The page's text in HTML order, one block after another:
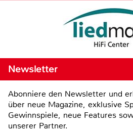
Newsletter
Abonniere den Newsletter und
über neue Magazine, exklusive
Gewinnspiele, neue Features
unserer Partner.